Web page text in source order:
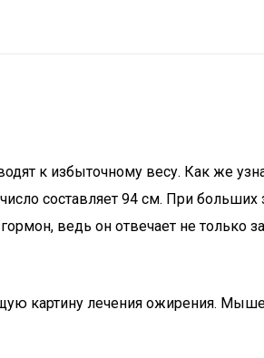
к избыточному весу. Как же
составляет 94 см. При больших
ведь он отвечает не только
картину лечения ожирения.